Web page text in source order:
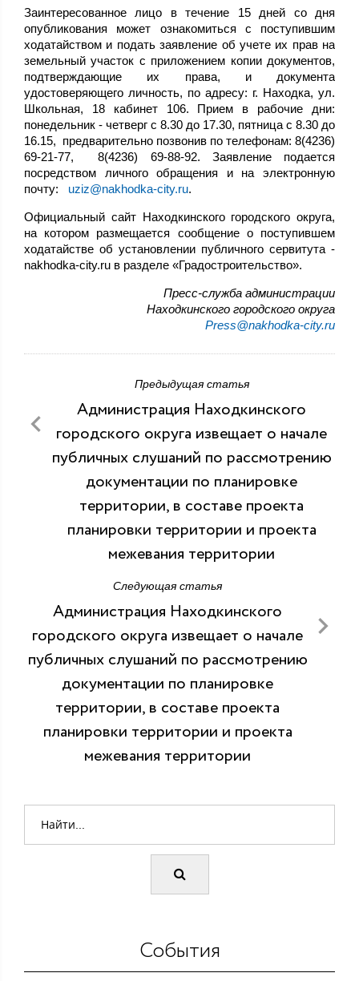
Заинтересованное лицо в течение 15 дней со дня
опубликования может ознакомиться с поступившим
ходатайством и подать заявление об учете их прав на
земельный участок с приложением копии документов,
подтверждающие их права, и документа
удостоверяющего личность, по адресу: г. Находка, ул.
Школьная, 18 кабинет 106. Прием в рабочие дни:
понедельник - четверг с 8.30 до 17.30, пятница с 8.30 до
16.15, предварительно позвонив по телефонам: 8(4236)
69-21-77, 8(4236) 69-88-92. Заявление подается
посредством личного обращения и на электронную
почту: uziz@nakhodka-city.ru.
Официальный сайт Находкинского городского округа,
на котором размещается сообщение о поступившем
ходатайстве об установлении публичного сервитута -
nakhodka-city.ru в разделе «Градостроительство».
Пресс-служба администрации
Находкинского городского округа
Press@nakhodka-city.ru
Предыдущая статья
Администрация Находкинского
городского округа извещает о начале
публичных слушаний по рассмотрению
документации по планировке
территории, в составе проекта
планировки территории и проекта
межевания территории
Следующая статья
Администрация Находкинского
городского округа извещает о начале
публичных слушаний по рассмотрению
документации по планировке
территории, в составе проекта
планировки территории и проекта
межевания территории
События